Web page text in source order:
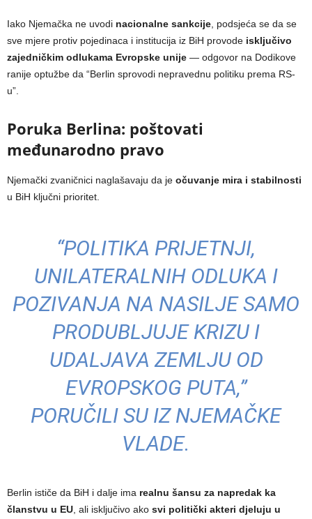
Iako Njemačka ne uvodi nacionalne sankcije , podsjeća se da se
sve mjere protiv pojedinaca i institucija iz BiH provode isključivo
zajedničkim odlukama Evropske unije — odgovor na Dodikove
ranije optužbe da “Berlin sprovodi nepravednu politiku prema RS-
u”.
Poruka Berlina: poštovati
međunarodno pravo
Njemački zvaničnici naglašavaju da je očuvanje mira i stabilnosti
u BiH ključni prioritet.
“POLITIKA PRIJETNJI,
UNILATERALNIH ODLUKA I
POZIVANJA NA NASILJE SAMO
PRODUBLJUJE KRIZU I
UDALJAVA ZEMLJU OD
EVROPSKOG PUTA,”
PORUČILI SU IZ NJEMAČKE
VLADE.
Berlin ističe da BiH i dalje ima realnu šansu za napredak ka
članstvu u EU , ali isključivo ako svi politički akteri djeluju u